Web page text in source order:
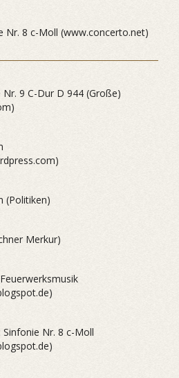
Nr. 8 c-Moll (www.concerto.net)
9 C-Dur D 944 (Große)
(Politiken)
Merkur)
Nr. 8 c-Moll